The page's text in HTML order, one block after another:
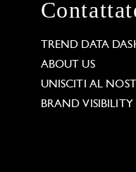
TREND DATA
ABOUT US
UNISCITI AL
BRAND VISIBILITY